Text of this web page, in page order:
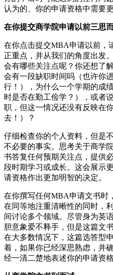
认为的、你的申请资格中需要
在你提交商学院申请以前三思而
在你点击提交MBA申请以前，
正重点，并从我们的角度出发
会有哪些关注点呢？你还想了
会有一段缺职时间吗（也许你
行！），为什么一个学期的成
时是否在勤工俭学？），或者
职，但这一情况还没有反映在
去！）？
仔细检查你的个人资料，但是
不必要的事实。思考关于商学
书答复任何预期关注点，提供
段时期学习或成长。这会展示
请资格作出更加明智的决定。
在你撰写任何MBA申请文书时
在同等地注重清晰性的同时，
间讨论多个领域。尽管身为英
胆意象爱不释手，但是这篇文
在大多数情况下，这篇选答型
着，如果你已经深思熟虑，并
经一清二楚地表述你的申请资